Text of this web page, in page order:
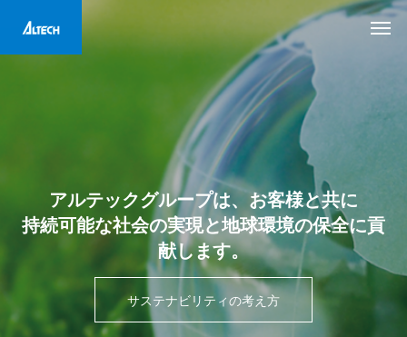
アルテックグループは、 お客様と共に
持続可能な社会の実現と地球環境の保全に貢
献します。
サステナビリティの考え方